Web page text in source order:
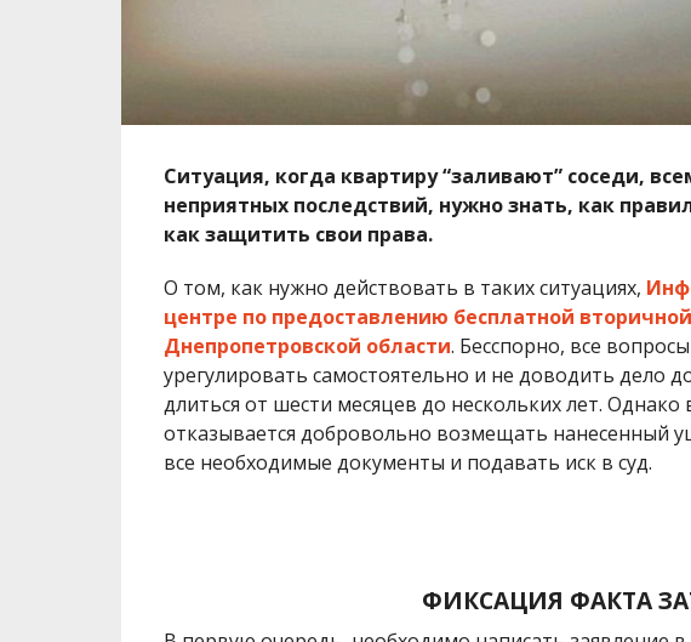
Ситуация, когда квартиру “заливают” соседи,
неприятных последствий, нужно знать, как
как защитить свои права.
О том, как нужно действовать в таких ситуациях,
центре по предоставлению бесплатной
Днепропетровской области. Бесспорно, все
урегулировать самостоятельно и не доводить дело
длиться от шести месяцев до нескольких лет. Однако
отказывается добровольно возмещать нанесенный
все необходимые документы и подавать иск в суд.
ФИКСАЦИЯ ФАКТА